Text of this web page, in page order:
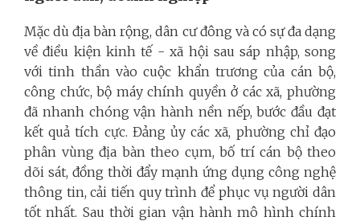
Mặc dù địa bàn rộng, dân cư đông và có sự đa dạng
về điều kiện kinh tế - xã hội sau sáp nhập, song
với tinh thần vào cuộc khẩn trương của cán bộ,
công chức, bộ máy chính quyền ở các xã, phường
đã nhanh chóng vận hành nền nếp, bước đầu đạt
kết quả tích cực. Đảng ủy các xã, phường chỉ đạo
phân vùng địa bàn theo cụm, bố trí cán bộ theo
dõi sát, đồng thời đẩy mạnh ứng dụng công nghệ
thông tin, cải tiến quy trình để phục vụ người dân
tốt nhất. Sau thời gian vận hành mô hình chính